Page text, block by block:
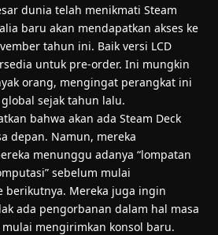
dunia telah menikmati Steam
baru akan mendapatkan akses ke
tahun ini. Baik versi LCD
untuk pre-order. Ini mungkin
orang, mengingat perangkat ini
sejak tahun lalu.
bahwa akan ada Steam Deck
depan. Namun, mereka
menunggu adanya “lompatan
sebelum mulai
berikutnya. Mereka juga ingin
ada pengorbanan dalam hal masa
mengirimkan konsol baru.